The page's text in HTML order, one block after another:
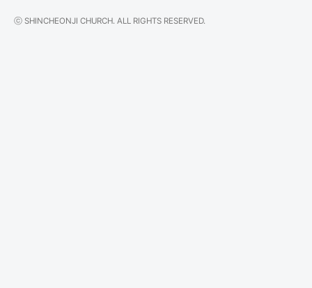
ⓒ SHINCHEONJI CHURCH. ALL RIGHTS RESERVED.